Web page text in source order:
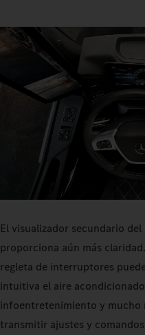
El visualizador secundario
proporciona aún más
regleta de interruptores
intuitiva el aire
infoentretenimiento y mucho
transmitir ajustes y